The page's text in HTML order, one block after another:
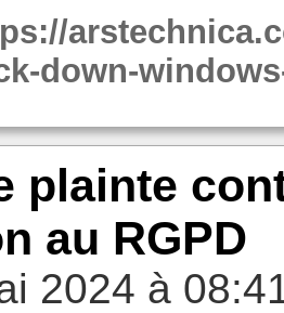
down-
plainte
au RGPD
2024 à